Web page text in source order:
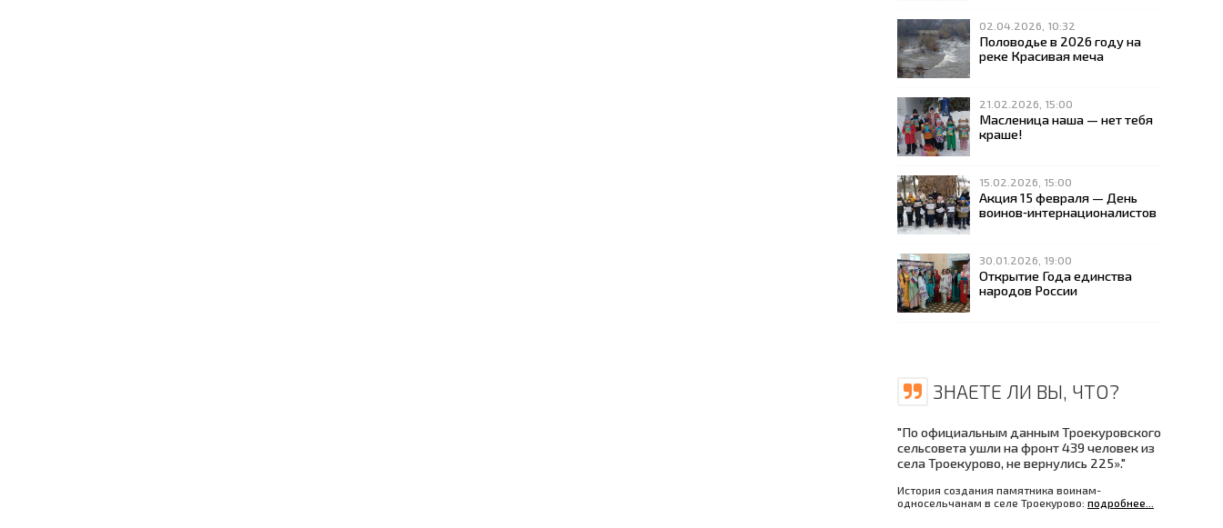
02.04.2026, 10:32
Половодье в 2026 году на
реке Красивая меча
21.02.2026, 15:00
Масленица наша — нет тебя
краше!
15.02.2026, 15:00
Акция 15 февраля — День
воинов‑интернационалистов
30.01.2026, 19:00
Открытие Года единства
народов России
ЗНАЕТЕ ЛИ ВЫ, ЧТО?
"По официальным данным Троекуровского
сельсовета ушли на фронт 439 человек из
села Троекурово, не вернулись 225»."
История создания памятника воинам-
односельчанам в селе Троекурово: подробнее...